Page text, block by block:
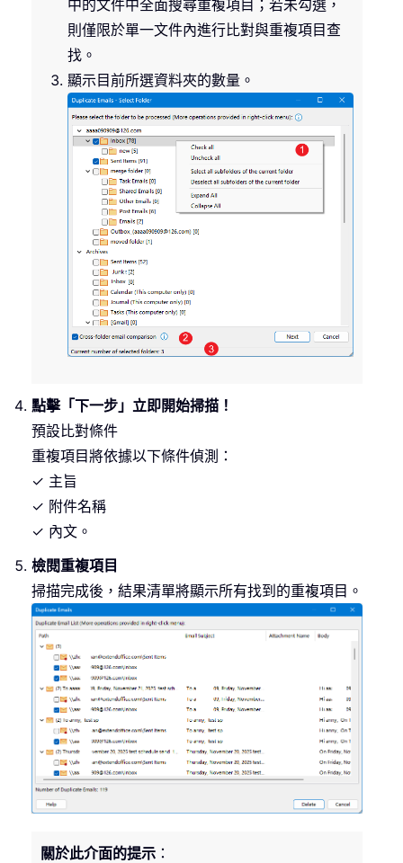
中的文件中全面搜尋重複項目；若未勾選，
則僅限於單一文件內進行比對與重複項目查
找。
顯示目前所選資料夾的數量。
點擊「下一步」立即開始掃描！
預設比對條件
重複項目將依據以下條件偵測：
✓ 主旨
✓ 附件名稱
✓ 內文。
檢閱重複項目
掃描完成後，結果清單將顯示所有找到的重複項目。
關於此介面的提示 ：